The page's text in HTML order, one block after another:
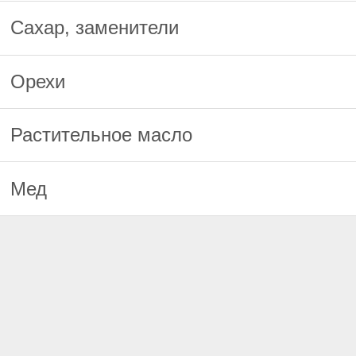
Сахар, заменители
Орехи
Растительное масло
Мед